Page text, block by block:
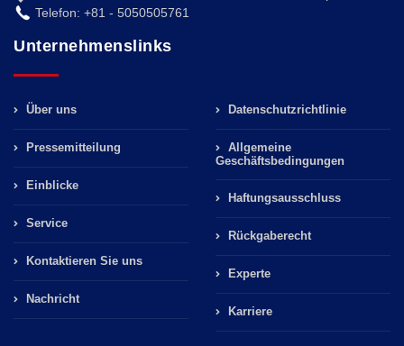
Telefon: +81 - 5050505761
Unternehmenslinks
Über uns
Pressemitteilung
Einblicke
Service
Kontaktieren Sie uns
Nachricht
Datenschutzrichtlinie
Allgemeine
Geschäftsbedingungen
Haftungsausschluss
Rückgaberecht
Experte
Karriere